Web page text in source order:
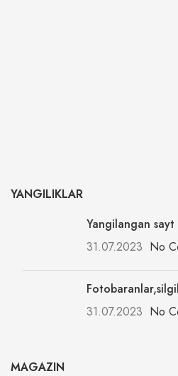
YANGILIKLAR
Yangilangan
31.07.2023 No
31.07.2023 No
MAGAZIN